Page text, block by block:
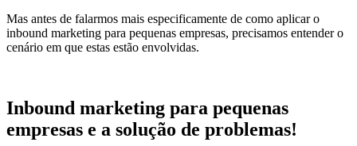
Mas antes de falarmos mais especificamente de como aplicar o
inbound marketing para pequenas empresas, precisamos entender o
cenário em que estas estão envolvidas.
Inbound marketing para pequenas
empresas e a solução de problemas!